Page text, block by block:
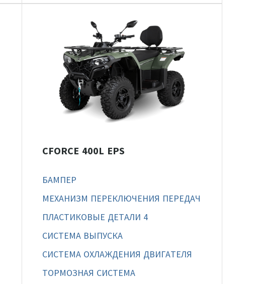
CFORCE 400L EPS
БАМПЕР
МЕХАНИЗМ ПЕРЕКЛЮЧЕНИЯ ПЕРЕДАЧ
ПЛАСТИКОВЫЕ ДЕТАЛИ 4
СИСТЕМА ВЫПУСКА
СИСТЕМА ОХЛАЖДЕНИЯ ДВИГАТЕЛЯ
ТОРМОЗНАЯ СИСТЕМА